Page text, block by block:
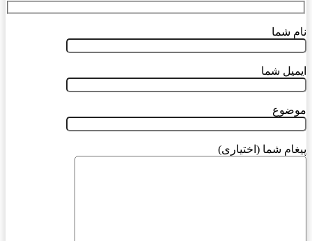
نام شما
ایمیل شما
موضوع
پیغام شما (اختیاری)